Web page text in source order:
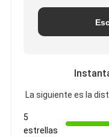
La siguiente es la
5
estrellas